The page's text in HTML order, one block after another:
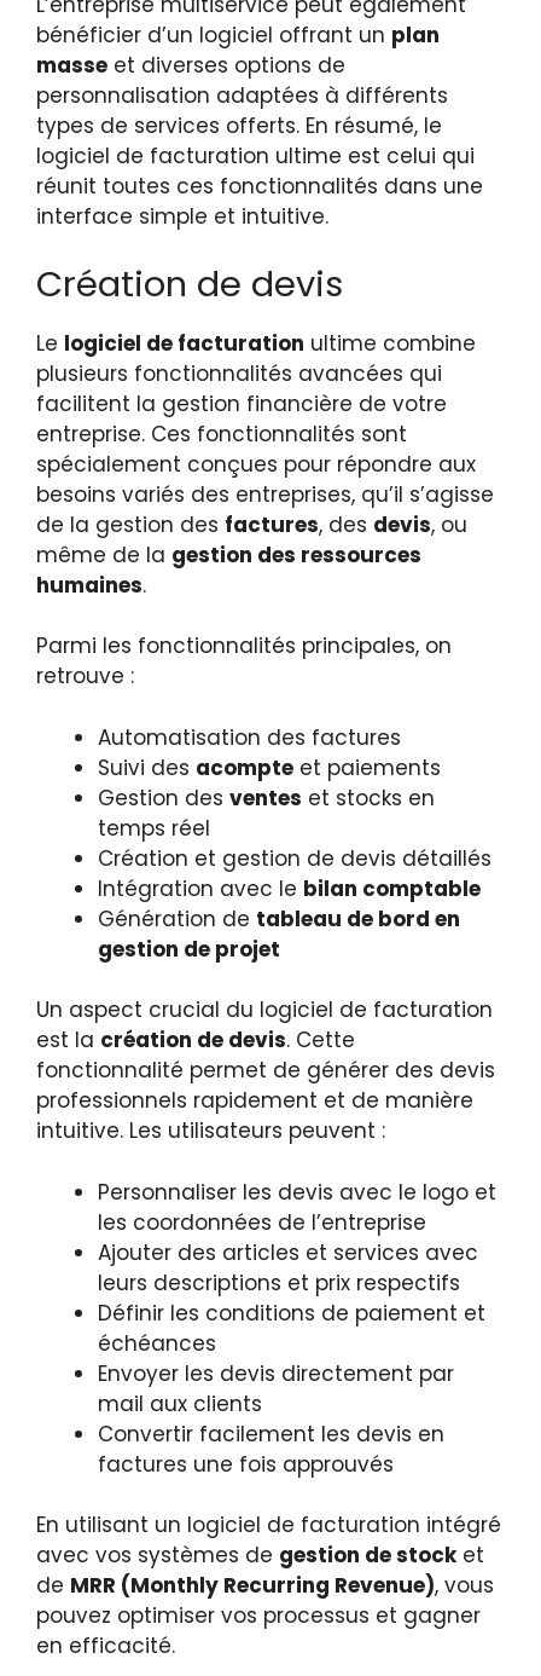
bénéficier d’un logiciel offrant un plan
masse et diverses options de
personnalisation adaptées à différents
types de services offerts. En résumé, le
logiciel de facturation ultime est celui qui
réunit toutes ces fonctionnalités dans une
interface simple et intuitive.
Création de devis
Le logiciel de facturation ultime combine
plusieurs fonctionnalités avancées qui
facilitent la gestion financière de votre
entreprise. Ces fonctionnalités sont
spécialement conçues pour répondre aux
besoins variés des entreprises, qu’il s’agisse
de la gestion des factures, des devis, ou
même de la gestion des ressources
humaines.
Parmi les fonctionnalités principales, on
retrouve :
Automatisation des factures
Suivi des acompte et paiements
Gestion des ventes et stocks en
temps réel
Création et gestion de devis détaillés
Intégration avec le bilan comptable
Génération de tableau de bord en
gestion de projet
Un aspect crucial du logiciel de facturation
est la création de devis. Cette
fonctionnalité permet de générer des devis
professionnels rapidement et de manière
intuitive. Les utilisateurs peuvent :
Personnaliser les devis avec le logo et
les coordonnées de l’entreprise
Ajouter des articles et services avec
leurs descriptions et prix respectifs
Définir les conditions de paiement et
échéances
Envoyer les devis directement par
mail aux clients
Convertir facilement les devis en
factures une fois approuvés
En utilisant un logiciel de facturation intégré
avec vos systèmes de gestion de stocket
de MRR (Monthly Recurring Revenue), vous
pouvez optimiser vos processus et gagner
en efficacité.